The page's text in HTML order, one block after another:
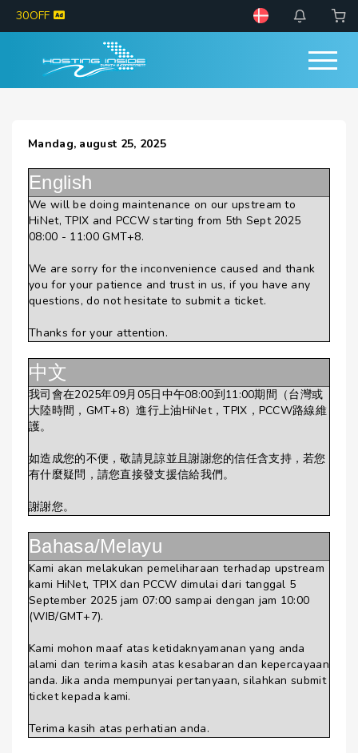
30OFF
Mandag, august 25, 2025
English
We will be doing maintenance on our upstream to
HiNet, TPIX and PCCW starting from 5th Sept 2025
08:00 - 11:00 GMT+8.
We are sorry for the inconvenience caused and thank
you for your patience and trust in us, if you have any
questions, do not hesitate to submit a ticket.
Thanks for your attention.
中文
我司會在2025年09月05日中午08:00到11:00期間（台灣或
大陸時間，GMT+8）進行上油HiNet，TPIX，PCCW路線維
護。
如造成您的不便，敬請見諒並且謝謝您的信任含支持，若您
有什麼疑問，請您直接發支援信給我們。
謝謝您。
Bahasa/Melayu
Kami akan melakukan pemeliharaan terhadap upstream
kami HiNet, TPIX dan PCCW dimulai dari tanggal 5
September 2025 jam 07:00 sampai dengan jam 10:00
(WIB/GMT+7).
Kami mohon maaf atas ketidaknyamanan yang anda
alami dan terima kasih atas kesabaran dan kepercayaan
anda. Jika anda mempunyai pertanyaan, silahkan submit
ticket kepada kami.
Terima kasih atas perhatian anda.